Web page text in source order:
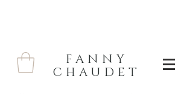
FANNY
CHAUDET